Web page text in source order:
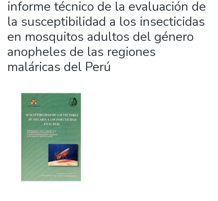
informe técnico de la evaluación de
la susceptibilidad a los insecticidas
en mosquitos adultos del género
anopheles de las regiones
maláricas del Perú